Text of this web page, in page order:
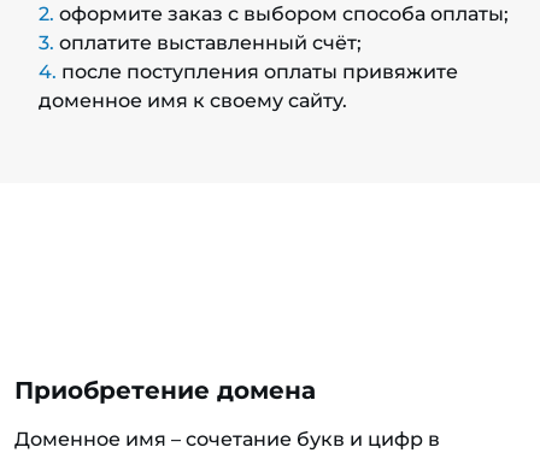
оформите заказ с выбором способа оплаты;
оплатите выставленный счёт;
после поступления оплаты привяжите
доменное имя к своему сайту.
Приобретение домена
Доменное имя – сочетание букв и цифр в